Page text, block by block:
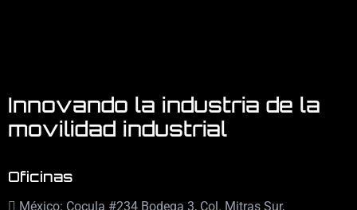
Innovando la industria de la
movilidad industrial
Oficinas
México: Cocula #234 Bodega 3, Col. Mitras Sur,